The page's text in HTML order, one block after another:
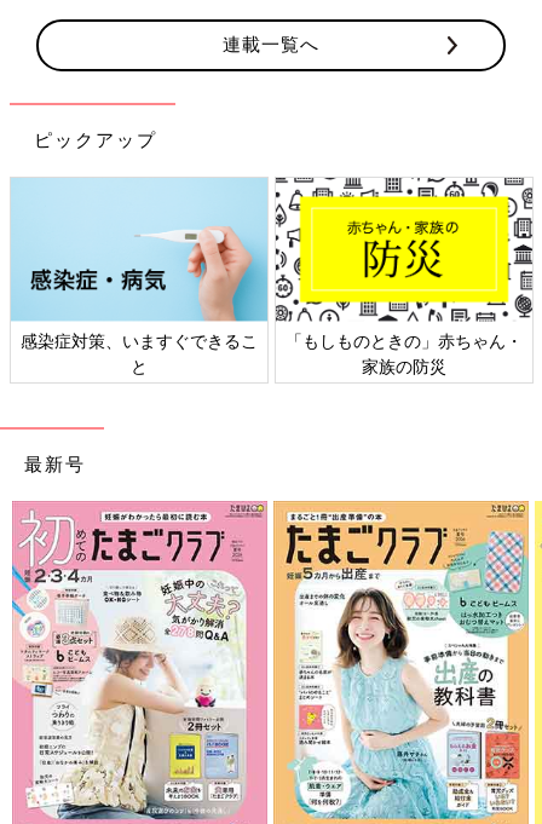
連載一覧へ
ピックアップ
感染症対策、いますぐできるこ
と
「もしものときの」赤ちゃん・
家族の防災
最新号